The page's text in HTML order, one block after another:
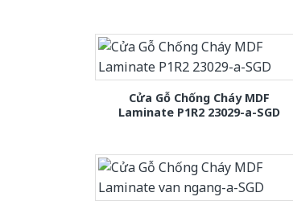
Cửa Gỗ Chống Cháy MDF
Laminate P1R2 23029-a-SGD